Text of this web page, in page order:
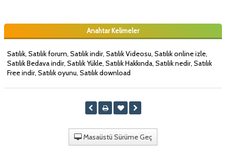
Anahtar Kelimeler
Satılık, Satılık forum, Satılık indir, Satılık Videosu, Satılık online izle,
Satılık Bedava indir, Satılık Yükle, Satılık Hakkında, Satılık nedir, Satılık
Free indir, Satılık oyunu, Satılık download
Masaüstü Sürüme Geç